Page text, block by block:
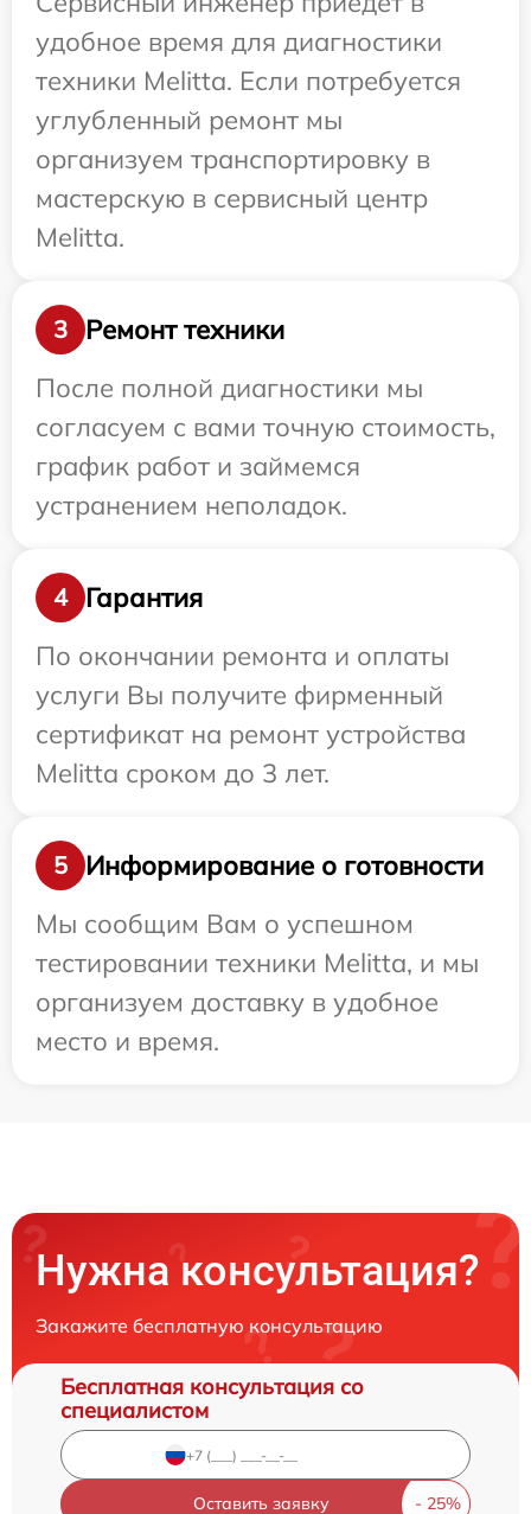
удобное время для диагностики
техники Melitta. Если потребуется
углубленный ремонт мы
организуем транспортировку в
мастерскую в сервисный центр
Melitta.
3
Ремонт техники
После полной диагностики мы
согласуем с вами точную стоимость,
график работ и займемся
устранением неполадок.
4
Гарантия
По окончании ремонта и оплаты
услуги Вы получите фирменный
сертификат на ремонт устройства
Melitta сроком до 3 лет.
5
Информирование о готовности
Мы сообщим Вам о успешном
тестировании техники Melitta, и мы
организуем доставку в удобное
место и время.
Нужна консультация?
Закажите бесплатную консультацию
Бесплатная консультация со
специалистом
Оставить заявку